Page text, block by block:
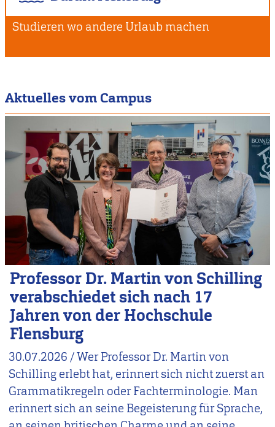
Studieren wo andere Urlaub machen
Aktuelles vom Campus
Professor Dr. Martin von Schilling
verabschiedet sich nach 17
Jahren von der Hochschule
Flensburg
30.07.2026 /Wer Professor Dr. Martin von
Schilling erlebt hat, erinnert sich nicht zuerst an
Grammatikregeln oder Fachterminologie. Man
erinnert sich an seine Begeisterung für Sprache,